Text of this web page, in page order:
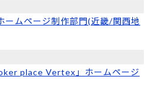
ームページ制作部門(近畿/関西地
place Vertex」ホームページ